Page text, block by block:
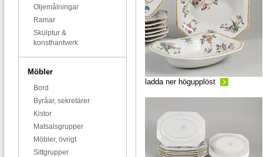
Oljemålningar
Ramar
Skulptur &
konsthantverk
Möbler
Bord
Byråar, sekretärer
Kistor
Matsalsgrupper
Möbler, övrigt
Sittgrupper
ladda ner högupplöst